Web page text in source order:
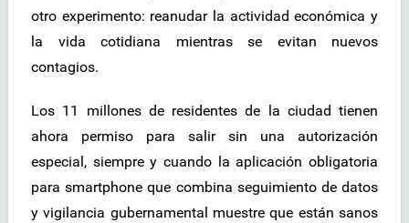
otro experimento: reanudar la actividad económica y
la vida cotidiana mientras se evitan nuevos
contagios.
Los 11 millones de residentes de la ciudad tienen
ahora permiso para salir sin una autorización
especial, siempre y cuando la aplicación obligatoria
para smartphone que combina seguimiento de datos
y vigilancia gubernamental muestre que están sanos